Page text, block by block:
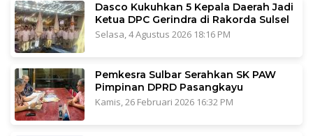
Dasco Kukuhkan 5 Kepala Daerah Jadi
Ketua DPC Gerindra di Rakorda Sulsel
Selasa, 4 Agustus 2026 18:16 PM
Pemkesra Sulbar Serahkan SK PAW
Pimpinan DPRD Pasangkayu
Kamis, 26 Februari 2026 16:32 PM